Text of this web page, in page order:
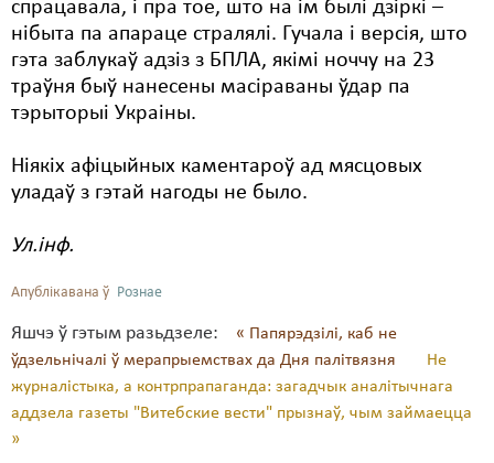
спрацавала, і пра тое, што на ім былі дзіркі –
нібыта па апараце стралялі. Гучала і версія, што
гэта заблукаў адзіз з БПЛА, якімі ноччу на 23
траўня быў нанесены масіраваны ўдар па
тэрыторыі Украіны.
Ніякіх афіцыйных каментароў ад мясцовых
уладаў з гэтай нагоды не было.
Ул.інф.
Апублікавана ў Рознае
Яшчэ ў гэтым разьдзеле:
« Папярэдзілі, каб не
ўдзельнічалі ў мерапрыемствах да Дня палітвязня
Не
журналістыка, а контрпрапаганда: загадчык аналітычнага
аддзела газеты "Витебские вести" прызнаў, чым займаецца
»
Свабода слова
Свабода сумленьня
Суд
Экалёгія